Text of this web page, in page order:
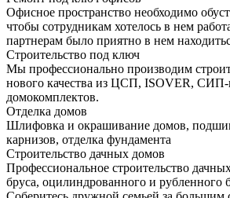
Офисное пространство необходимо
чтобы сотрудникам хотелось в нем
партнерам было приятно в нем
Строительство под ключ
Мы профессионально производим
нового качества из ЦСП, ISOVER, СИП-
домокомплектов.
Отделка домов
Шлифовка и окрашивание домов,
карнизов, отделка фундамента
Строительство дачных домов
Профессиональное строительство
бруса, оцилиндрованного и рубленного